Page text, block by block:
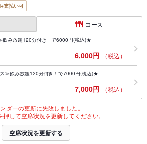
支払い可
コース
飲み放題120分付き！で6000円(税込)★
6,000円 （税込）
≫飲み放題120分付き！で7000円(税込)★
7,000円 （税込）
ダーの更新に失敗しました。
押して空席状況を更新してください。
空席状況を更新する